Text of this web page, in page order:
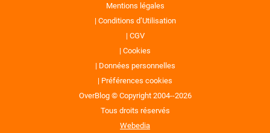
Mentions légales
Conditions d’Utilisation
CGV
Cookies
Données personnelles
Préférences cookies
OverBlog © Copyright 2004--2026
Tous droits réservés
Webedia